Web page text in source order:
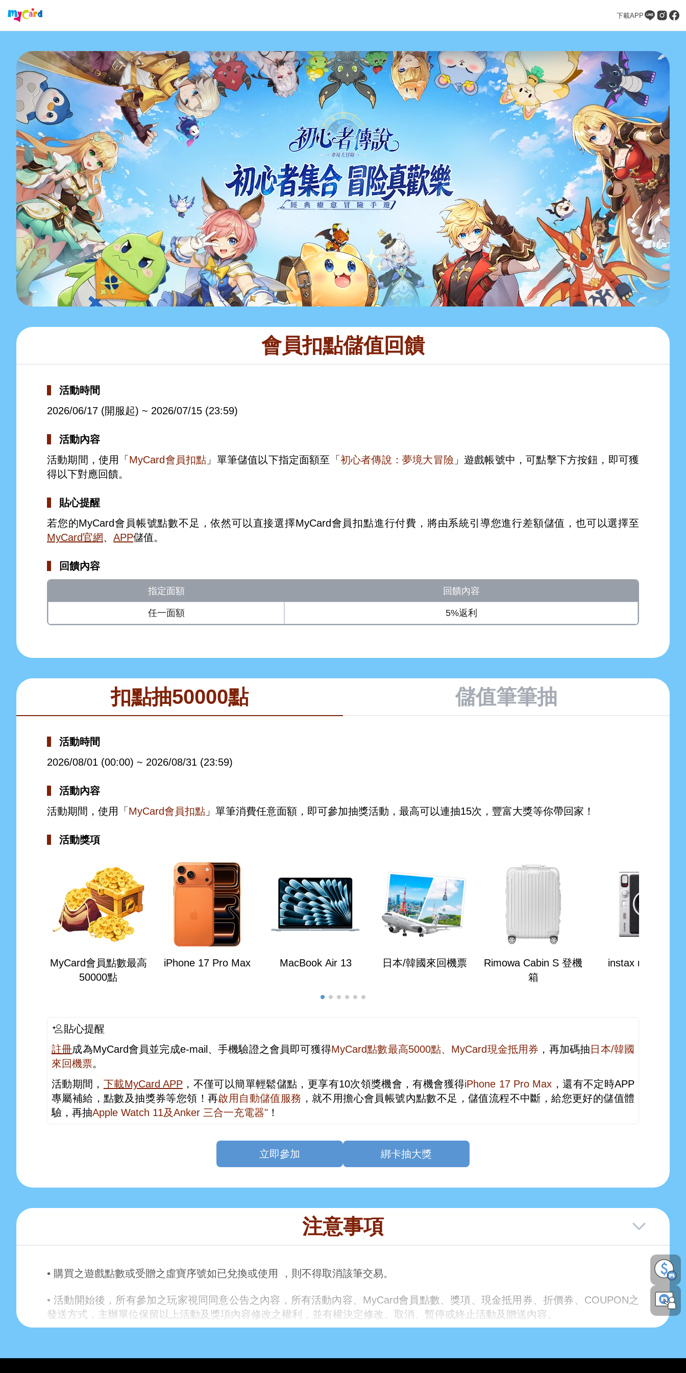
下載APP
會員扣點儲值回饋
活動時間
2026/06/17 (開服起) ~ 2026/07/15 (23:59)
活動內容
活動期間，使用「 MyCard會員扣點 」單筆儲值以下指定面額至「 初心者傳說：夢境大冒險 」遊戲帳號中，可點擊下方按鈕，即可獲
得以下對應回饋。
貼心提醒
若您的MyCard會員帳號點數不足，依然可以直接選擇MyCard會員扣點進行付費，將由系統引導您進行差額儲值，也可以選擇至
MyCard官網、 APP儲值。
回饋內容
指定面額 回饋內容
任一面額 5%返利
扣點抽50000點 儲值筆筆抽
活動時間
2026/08/01 (00:00) ~ 2026/08/31 (23:59)
活動內容
活動期間，使用「 MyCard會員扣點 」單筆消費任意面額，即可參加抽獎活動，最高可以連抽15次，豐富大獎等你帶回家！
活動獎項
MyCard會員點數最高
50000點
iPhone 17 Pro Max MacBook Air 13 日本/韓國來回機票
Rimowa Cabin S 登機
箱
instax mini Evo
貼心提醒
註冊成為MyCard會員並完成e-mail、手機驗證之會員即可獲得MyCard點數最高5000點、MyCard現金抵用券 ，再加碼抽 日本/韓國
來回機票。
活動期間， 下載MyCard APP，不僅可以簡單輕鬆儲點，更享有10次領獎機會，有機會獲得iPhone 17 Pro Max ，還有不定時APP
專屬補給，點數及抽獎券等您領！再啟用自動儲值服務 ，就不用擔心會員帳號內點數不足，儲值流程不中斷，給您更好的儲值體
驗，再抽Apple Watch 11及Anker 三合一充電器" ！
立即參加 綁卡抽大獎
注意事項
• 購買之遊戲點數或受贈之虛寶序號如已兌換或使用 ，則不得取消該筆交易。
• 活動開始後，所有參加之玩家視同同意公告之內容，所有活動內容、MyCard會員點數、獎項、現金抵用券、折價券、COUPON之
發送方式，主辦單位保留以上活動及獎項內容修改之權利，並有權決定修改、取消、暫停或終止活動及贈送內容。